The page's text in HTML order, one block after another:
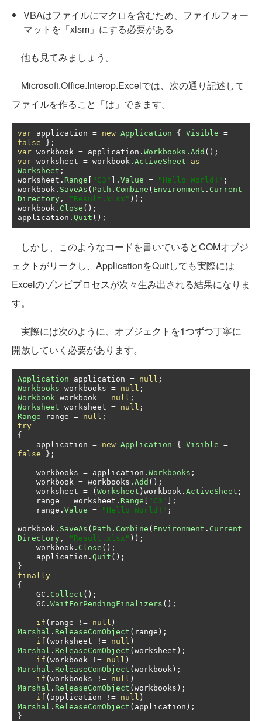
VBAはファイルにマクロを含むため、ファイルフォー
マットを「xlsm」にする必要がある
他も見てみましょう。
Microsoft.Office.Interop.Excelでは、次の通り記述して
ファイルを作ること「は」できます。
var application = new Application { Visible =
false
};
var workbook = application . Workbooks . Add ();
var worksheet = workbook . ActiveSheet
as
Worksheet ;
worksheet . Range "C3" ]. Value = "Hello World!" ;
workbook . SaveAs ( Path . Combine ( Environment . Current
Directory , "Result.xlsx" ));
workbook . Close ();
application . Quit ();
しかし、このようなコードを書いているとCOMオブジ
ェクトがリークし、ApplicationをQuitしても実際には
Excelのゾンビプロセスが次々生み出される結果になりま
す。
実際には次のように、オブジェクトを1つずつ丁寧に
開放していく必要があります。
Application application = null ;
Workbooks workbooks = null ;
Workbook workbook = null ;
Worksheet worksheet = null ;
Range range = null ;
try
{
    application
= new Application { Visible =
false
};
    workbooks
= application . Workbooks ;
    workbook
= workbooks . Add ();
    worksheet
= ( Worksheet ) workbook . ActiveSheet ;
    range
= worksheet . Range "C3"
];
    range
. Value = "Hello World!" ;
workbook . SaveAs ( Path . Combine ( Environment . Current
Directory , "Result.xlsx" ));
    workbook
. Close ();
    application
. Quit ();
}
finally
{
    GC
. Collect ();
    GC
. WaitForPendingFinalizers ();
if ( range != null )
Marshal . ReleaseComObject ( range );
if ( worksheet != null )
Marshal . ReleaseComObject ( worksheet );
if ( workbook != null )
Marshal . ReleaseComObject ( workbook );
if ( workbooks != null )
Marshal . ReleaseComObject ( workbooks );
if ( application != null )
Marshal . ReleaseComObject ( application );
}